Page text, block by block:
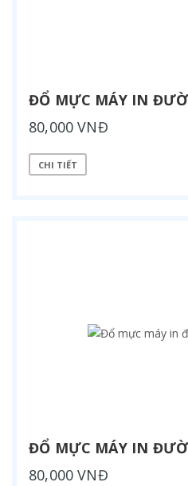
ĐỔ MỰC MÁY IN
80,000 VNĐ
CHI TIẾT
ĐỔ MỰC MÁY IN
80,000 VNĐ